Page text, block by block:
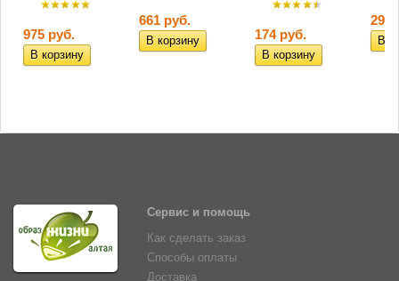
975 руб.
661 руб.
174 руб.
Сервис и помощь
Как сделать заказ
Способы оплаты
Доставка